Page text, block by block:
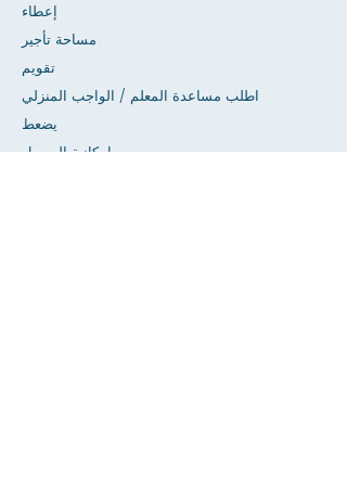
إعطاء
مساحة تأجير
تقويم
اطلب مساعدة المعلم / الواجب المنزلي
يضعط
إمكانية الوصول